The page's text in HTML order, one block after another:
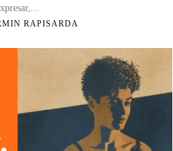
RAPISARDA